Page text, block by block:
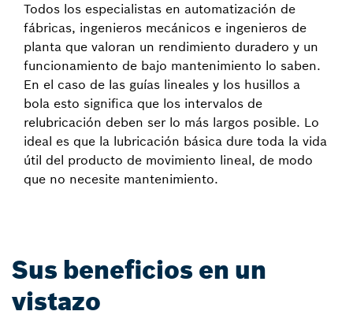
Todos los especialistas en automatización de
fábricas, ingenieros mecánicos e ingenieros de
planta que valoran un rendimiento duradero y un
funcionamiento de bajo mantenimiento lo saben.
En el caso de las guías lineales y los husillos a
bola esto significa que los intervalos de
relubricación deben ser lo más largos posible. Lo
ideal es que la lubricación básica dure toda la vida
útil del producto de movimiento lineal, de modo
que no necesite mantenimiento.
Sus beneficios en un
vistazo